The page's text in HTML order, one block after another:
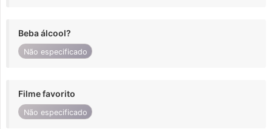
Beba álcool?
Não especificado
Filme favorito
Não especificado